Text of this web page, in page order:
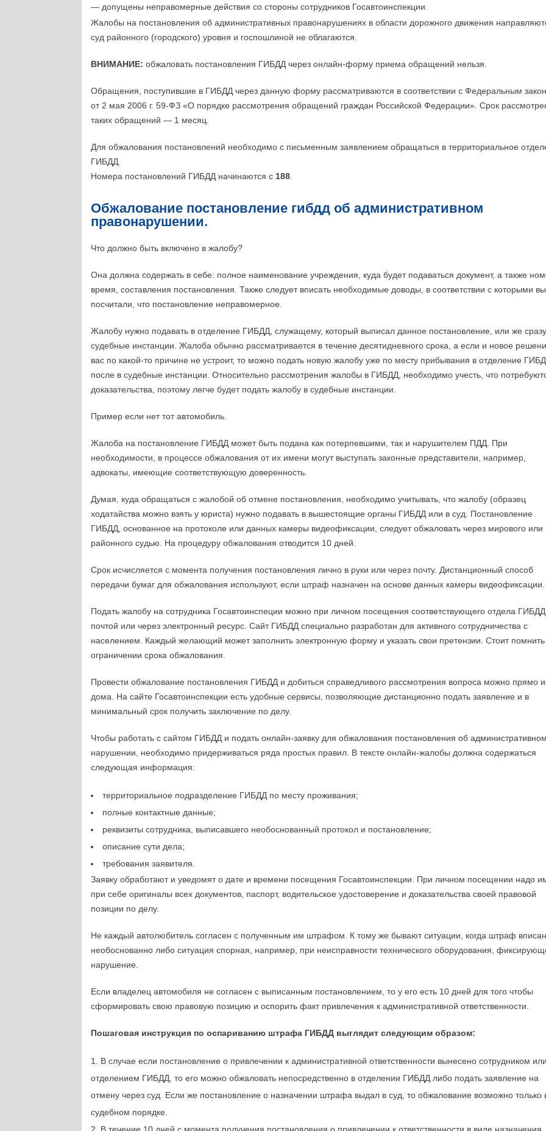
— допущены неправомерные действия со стороны сотрудников Госавтоинспекции.
Жалобы на постановления об административных правонарушениях в области дорожного движения
суд районного (городского) уровня и госпошлиной не облагаются.
ВНИМАНИЕ: обжаловать постановления ГИБДД через онлайн-форму приема обращений нельзя.
Обращения, поступившие в ГИБДД через данную форму рассматриваются в соответствии с Федеральным
от 2 мая 2006 г. 59-ФЗ «О порядке рассмотрения обращений граждан Российской Федерации». Срок
таких обращений — 1 месяц.
Для обжалования постановлений необходимо с письменным заявлением обращаться в территориальное
ГИБДД.
Номера постановлений ГИБДД начинаются с 188
Обжалование постановление гибдд об административном
правонарушении.
Что должно быть включено в жалобу?
Она должна содержать в себе: полное наименование учреждения, куда будет подаваться документ, а также
время, составления постановления. Также следует вписать необходимые доводы, в соответствии с которыми вы
посчитали, что постановление неправомерное.
Жалобу нужно подавать в отделение ГИБДД, служащему, который выписал данное постановление, или же
судебные инстанции. Жалоба обычно рассматривается в течение десятидневного срока, а если и новое
вас по какой-то причине не устроит, то можно подать новую жалобу уже по месту прибывания в отделение
после в судебные инстанции. Относительно рассмотрения жалобы в ГИБДД, необходимо учесть, что
доказательства, поэтому легче будет подать жалобу в судебные инстанции.
Пример если нет тот автомобиль.
Жалоба на постановление ГИБДД может быть подана как потерпевшими, так и нарушителем ПДД. При
необходимости, в процессе обжалования от их имени могут выступать законные представители, например,
адвокаты, имеющие соответствующую доверенность.
Думая, куда обращаться с жалобой об отмене постановления, необходимо учитывать, что жалобу (образец
ходатайства можно взять у юриста) нужно подавать в вышестоящие органы ГИБДД или в суд. Постановление
ГИБДД, основанное на протоколе или данных камеры видеофиксации, следует обжаловать через мирового или
районного судью. На процедуру обжалования отводится 10 дней.
Срок исчисляется с момента получения постановления лично в руки или через почту. Дистанционный способ
передачи бумаг для обжалования используют, если штраф назначен на основе данных камеры видеофиксации.
Подать жалобу на сотрудника Госавтоинспеции можно при личном посещения соответствующего отдела ГИБДД,
почтой или через электронный ресурс. Сайт ГИБДД специально разработан для активного сотрудничества с
населением. Каждый желающий может заполнить электронную форму и указать свои претензии. Стоит
ограничении срока обжалования.
Провести обжалование постановления ГИБДД и добиться справедливого рассмотрения вопроса можно прямо
дома. На сайте Госавтоинспекции есть удобные сервисы, позволяющие дистанционно подать заявление и в
минимальный срок получить заключение по делу.
Чтобы работать с сайтом ГИБДД и подать онлайн-заявку для обжалования постановления об административном
нарушении, необходимо придерживаться ряда простых правил. В тексте онлайн-жалобы должна содержаться
следующая информация:
территориальное подразделение ГИБДД по месту проживания;
полные контактные данные;
реквизиты сотрудника, выписавшего необоснованный протокол и постановление;
описание сути дела;
требования заявителя.
Заявку обработают и уведомят о дате и времени посещения Госавтоинспекции. При личном посещении надо
при себе оригиналы всех документов, паспорт, водительское удостоверение и доказательства своей правовой
позиции по делу.
Не каждый автолюбитель согласен с полученным им штрафом. К тому же бывают ситуации, когда штраф вписан
необоснованно либо ситуация спорная, например, при неисправности технического оборудования,
нарушение.
Если владелец автомобиля не согласен с выписанным постановлением, то у его есть 10 дней для того чтобы
сформировать свою правовую позицию и оспорить факт привлечения к административной ответственности.
Пошаговая инструкция по оспариванию штрафа ГИБДД выглядит следующим образом:
В случае если постановление о привлечении к административной ответственности вынесено сотрудником или
отделением ГИБДД, то его можно обжаловать непосредственно в отделении ГИБДД либо подать заявление на
отмену через суд. Если же постановление о назначении штрафа выдал в суд, то обжалование возможно только
судебном порядке.